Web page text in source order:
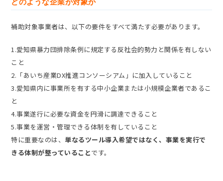
どのような企業が対象か
補助対象事業者は、以下の要件をすべて満たす必要があります。
1.愛知県暴力団排除条例に規定する反社会的勢力と関係を有しない
こと
2.「あいち産業DX推進コンソーシアム」に加入していること
3.愛知県内に事業所を有する中小企業または小規模企業者であるこ
と
4.事業遂行に必要な資金を円滑に調達できること
5.事業を運営・管理できる体制を有していること
特に重要なのは、 単なるツール導入希望ではなく、事業を実行で
きる体制が整っていることです。